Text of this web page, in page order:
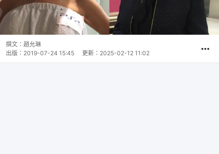
撰文： 趙允琳
出版： 2019-07-24 15:45 更新： 2025-02-12 11:02